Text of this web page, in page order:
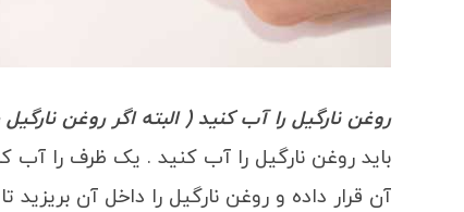
روغن نارگیل را آب کنید ( البته اگر روغن
باید روغن نارگیل را آب کنید . یک ظرف را
آن قرار داده و روغن نارگیل را داخل آن